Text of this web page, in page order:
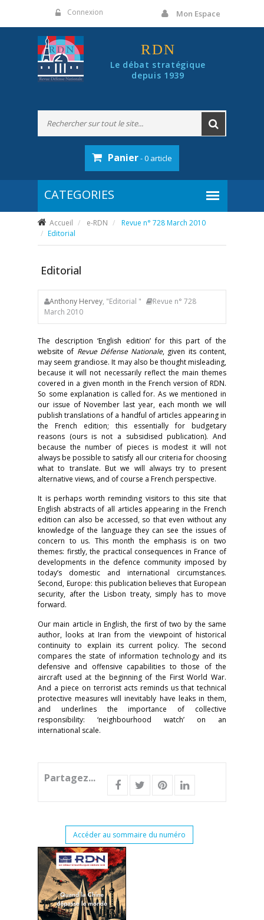
Connexion Mon Espace
RDN
Le débat stratégique
depuis 1939
Panier- 0 article
Accueil e-RDN
Revue n° 728 March 2010
Editorial
Editorial
Anthony Hervey, "Editorial "
Revue n° 728
March 2010
The description ‘English edition’ for this part of the
website of Revue Défense Nationale, given its content,
may seem grandiose. It may also be thought misleading,
because it will not necessarily reflect the main themes
covered in a given month in the French version of RDN.
So some explanation is called for. As we mentioned in
our issue of November last year, each month we will
publish translations of a handful of articles appearing in
the French edition; this essentially for budgetary
reasons (ours is not a subsidised publication). And
because the number of pieces is modest it will not
always be possible to satisfy all our criteria for choosing
what to translate. But we will always try to present
alternative views, and of course a French perspective.
It is perhaps worth reminding visitors to this site that
English abstracts of all articles appearing in the French
edition can also be accessed, so that even without any
knowledge of the language they can see the issues of
concern to us. This month the emphasis is on two
themes: firstly, the practical consequences in France of
developments in the defence community imposed by
today’s domestic and international circumstances.
Second, Europe: this publication believes that European
security, after the Lisbon treaty, simply has to move
forward.
Our main article in English, the first of two by the same
author, looks at Iran from the viewpoint of historical
continuity to explain its current policy. The second
compares the state of information technology and its
defensive and offensive capabilities to those of the
aircraft used at the beginning of the First World War.
And a piece on terrorist acts reminds us that technical
protective measures will inevitably have leaks in them,
and underlines the importance of collective
responsibility: ‘neighbourhood watch’ on an
international scale.
Partagez...
Accéder au sommaire du numéro